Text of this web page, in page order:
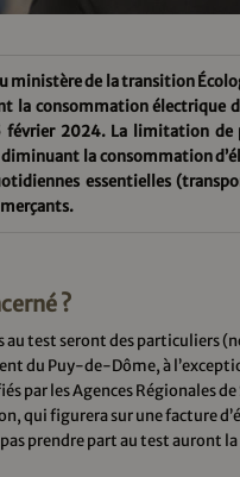
ministère de la transition
la consommation électrique
février 2024. La limitation de
diminuant la consommation
essentielles
?
au test seront des particuliers
du Puy-de-Dôme, à
par les Agences Régionales
qui figurera sur une facture
prendre part au test auront